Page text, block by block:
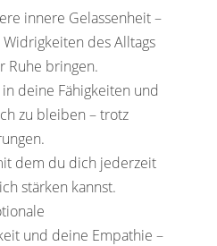
innere Gelassenheit –
des Alltags
Ruhe bringen.
deine Fähigkeiten und
zu bleiben – trotz
dem du dich jederzeit
stärken kannst.
und deine Empathie –